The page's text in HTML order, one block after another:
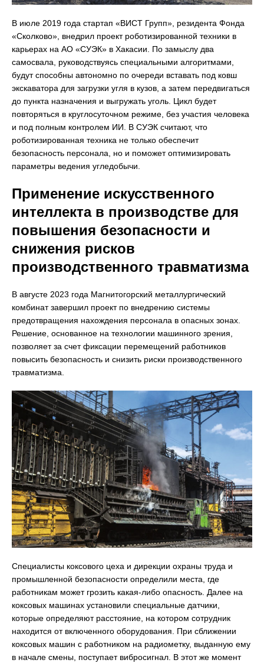
В июле 2019 года стартап «ВИСТ Групп», резидента Фонда
«Сколково», внедрил проект роботизированной техники в
карьерах на АО «СУЭК» в Хакасии. По замыслу два
самосвала, руководствуясь специальными алгоритмами,
будут способны автономно по очереди вставать под ковш
экскаватора для загрузки угля в кузов, а затем передвигаться
до пункта назначения и выгружать уголь. Цикл будет
повторяться в круглосуточном режиме, без участия человека
и под полным контролем ИИ. В СУЭК считают, что
роботизированная техника не только обеспечит
безопасность персонала, но и поможет оптимизировать
параметры ведения угледобычи.
Применение искусственного
интеллекта в производстве для
повышения безопасности и
снижения рисков
производственного травматизма
В августе 2023 года Магнитогорский металлургический
комбинат завершил проект по внедрению системы
предотвращения нахождения персонала в опасных зонах.
Решение, основанное на технологии машинного зрения,
позволяет за счет фиксации перемещений работников
повысить безопасность и снизить риски производственного
травматизма.
Специалисты коксового цеха и дирекции охраны труда и
промышленной безопасности определили места, где
работникам может грозить какая-либо опасность. Далее на
коксовых машинах установили специальные датчики,
которые определяют расстояние, на котором сотрудник
находится от включенного оборудования. При сближении
коксовых машин с работником на радиометку, выданную ему
в начале смены, поступает вибросигнал. В этот же момент